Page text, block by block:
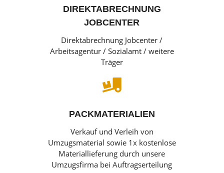
DIREKTABRECHNUNG
JOBCENTER
Direktabrechnung Jobcenter /
Arbeitsagentur / Sozialamt / weitere
Träger

PACKMATERIALIEN
Verkauf und Verleih von
Umzugsmaterial sowie 1x kostenlose
Materiallieferung durch unsere
Umzugsfirma bei Auftragserteilung